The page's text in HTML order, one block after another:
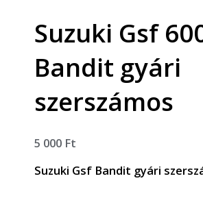
Suzuki Gsf
Bandit gyári
szerszámos
5 000 Ft
Suzuki Gsf Bandit gyári